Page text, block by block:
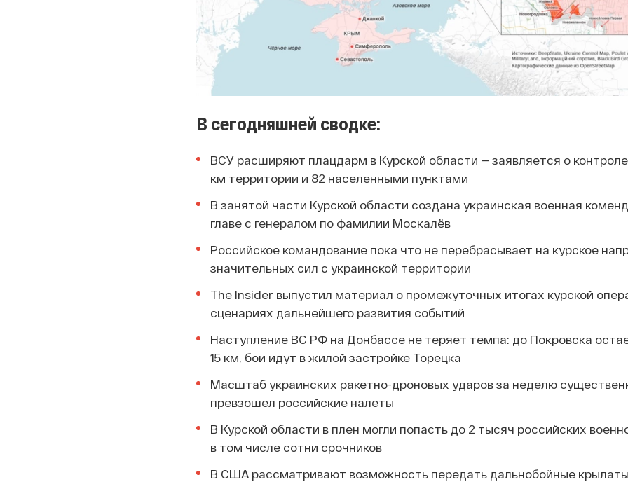
В сегодняшней сводке:
ВСУ расширяют плацдарм в Курской области — заявляется о контроле
км территории и 82 населенными пунктами
В занятой части Курской области создана украинская военная
главе с генералом по фамилии Москалёв
Российское командование пока что не перебрасывает на курское
значительных сил с украинской территории
The Insider выпустил материал о промежуточных итогах курской
сценариях дальнейшего развития событий
Наступление ВС РФ на Донбассе не теряет темпа: до Покровска
15 км, бои идут в жилой застройке Торецка
Масштаб украинских ракетно-дроновых ударов за неделю
превзошел российские налеты
В Курской области в плен могли попасть до 2 тысяч российских
в том числе сотни срочников
В США рассматривают возможность передать дальнобойные